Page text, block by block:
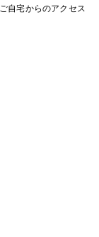
ご自宅からのアクセス